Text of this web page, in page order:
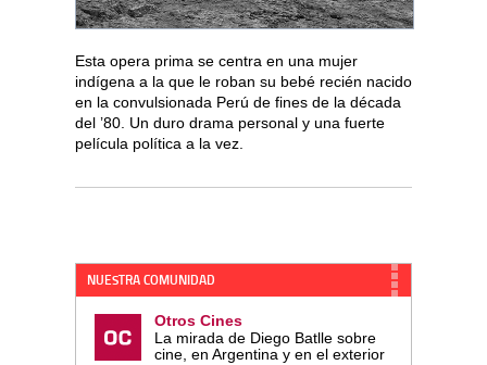
Esta opera prima se centra en una mujer
indígena a la que le roban su bebé recién nacido
en la convulsionada Perú de fines de la década
del ’80. Un duro drama personal y una fuerte
película política a la vez.
NUESTRA COMUNIDAD
Otros Cines
La mirada de Diego Batlle sobre
cine, en Argentina y en el exterior